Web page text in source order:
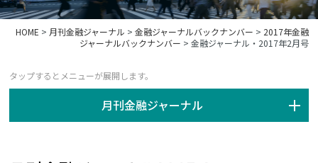
HOME > 月刊金融ジャーナル > 金融ジャーナルバックナンバー > 2017年金融
ジャーナルバックナンバー > 金融ジャーナル・2017年2月号
月刊金融ジャーナル